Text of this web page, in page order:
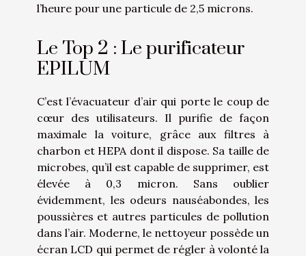
l’heure pour une particule de 2,5 microns.
Le Top 2 : Le purificateur
EPILUM
C’est l’évacuateur d’air qui porte le coup de
cœur des utilisateurs. Il purifie de façon
maximale la voiture, grâce aux filtres à
charbon et HEPA dont il dispose. Sa taille de
microbes, qu’il est capable de supprimer, est
élevée à 0,3 micron. Sans oublier
évidemment, les odeurs nauséabondes, les
poussières et autres particules de pollution
dans l’air. Moderne, le nettoyeur possède un
écran LCD qui permet de régler à volonté la